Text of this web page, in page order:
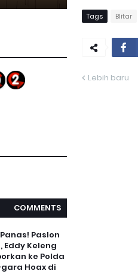
Tags Blitar
Lebih baru
COMMENTS
Paslon
Eddy Keleng
ke Polda
Hoax di